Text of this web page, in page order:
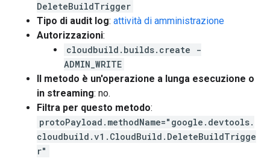
DeleteBuildTrigger
Tipo di audit log: attività di amministrazione
Autorizzazioni:
cloudbuild.builds.create -
ADMIN_WRITE
Il metodo è un'operazione a lunga esecuzione o
in streaming: no.
Filtra per questo metodo:
protoPayload.methodName="google.devtools.
cloudbuild.v1.CloudBuild.DeleteBuildTrigge
r"